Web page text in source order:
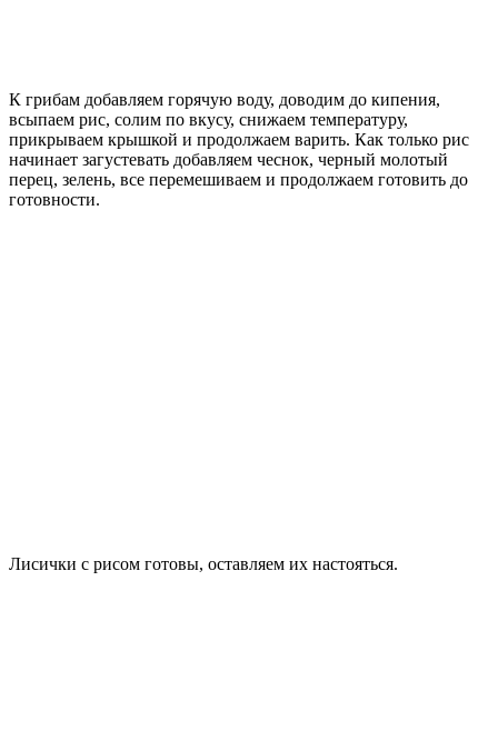
К грибам добавляем горячую воду, доводим до кипения,
всыпаем рис, солим по вкусу, снижаем температуру,
прикрываем крышкой и продолжаем варить. Как только рис
начинает загустевать добавляем чеснок, черный молотый
перец, зелень, все перемешиваем и продолжаем готовить до
готовности.
Лисички с рисом готовы, оставляем их настояться.